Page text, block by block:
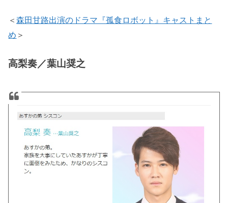
＜森田甘路出演のドラマ『孤食ロボット』キャストまと
め ＞
高梨奏／葉山奨之